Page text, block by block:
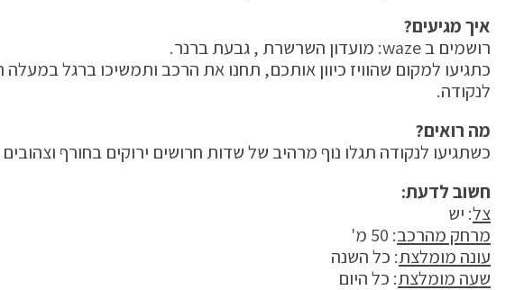
איך מגיעים?
רושמים ב waze: מועדון השרשרת , גבעת ברנר.
לנקודה.
מה רואים?
כשתגיעו לנקודה תגלו נוף מרהיב של שדות חרושים ירוקים בחורף
חשוב לדעת:
צל: יש
מרחק מהרכב: 50 מ'
עונה מומלצת: כל השנה
שעה מומלצת: כל היום